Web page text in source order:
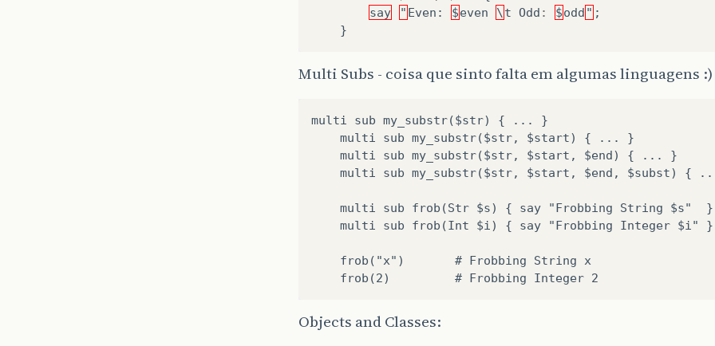
say
" Even : $even \ t Odd : $odd " ;
}
Multi Subs - coisa que sinto falta em algumas linguagens :)
multi sub my_substr($str) { ... }
multi sub my_substr($str, $start) { ... }
multi sub my_substr($str, $start, $end) { ... }
multi sub my_substr($str, $start, $end, $subst) {
    multi sub frob(Str $s) { say "Frobbing String $s"  }
    multi sub frob(Int $i) { say "Frobbing Integer $i" }
    frob("x")       # Frobbing String x
Objects and Classes: